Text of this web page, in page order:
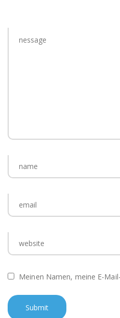
Meinen Namen, meine E-